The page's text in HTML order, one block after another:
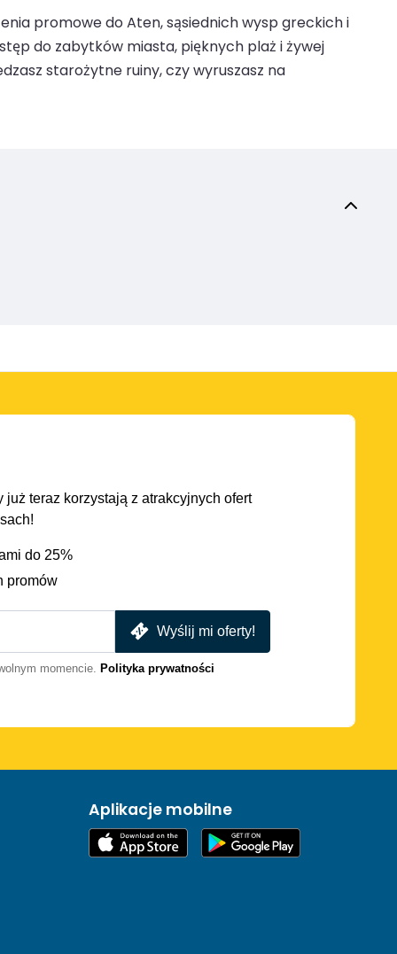
promowe do Aten, sąsiednich wysp greckich i
do zabytków miasta, pięknych plaż i żywej
starożytne ruiny, czy wyruszasz na
już teraz korzystają z atrakcyjnych ofert
do 25%
promów
Wyślij mi oferty!
momencie. Polityka prywatności
Aplikacje mobilne